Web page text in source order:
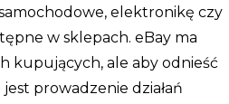
elektronikę czy
w sklepach. eBay ma
kupujących, ale aby odnieść
prowadzenie działań